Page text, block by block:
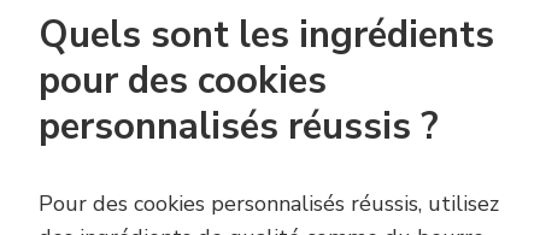
Quels sont les ingrédients
pour des cookies
personnalisés réussis ?
Pour des cookies personnalisés réussis, utilisez